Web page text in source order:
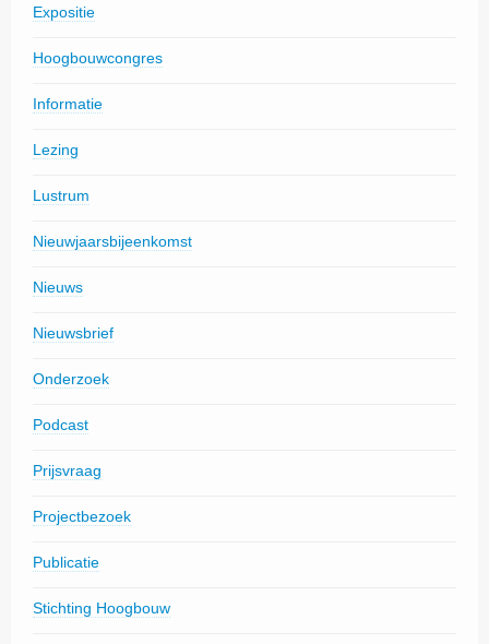
Expositie
Hoogbouwcongres
Informatie
Lezing
Lustrum
Nieuwjaarsbijeenkomst
Nieuws
Nieuwsbrief
Onderzoek
Podcast
Prijsvraag
Projectbezoek
Publicatie
Stichting Hoogbouw